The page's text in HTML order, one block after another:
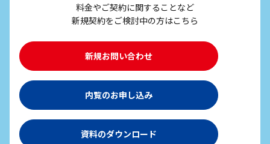
料金やご契約に関することなど
新規契約をご検討中の方はこちら
新規お問い合わせ
内覧のお申し込み
資料のダウンロード